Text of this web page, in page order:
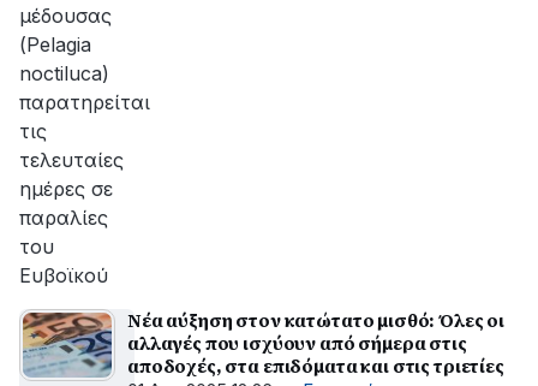
μέδουσας
(Pelagia
noctiluca)
παρατηρείται
τις
τελευταίες
ημέρες σε
παραλίες
του
Ευβοϊκού
Νέα αύξηση στον κατώτατο μισθό: Όλες οι
αλλαγές που ισχύουν από σήμερα στις
αποδοχές, στα επιδόματα και στις τριετίες